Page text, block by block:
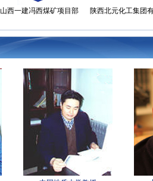
山西一建冯西煤矿项目部 陕西北元化工集团